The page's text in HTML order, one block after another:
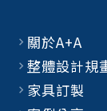
關於A+A
整體設計規
家具訂製